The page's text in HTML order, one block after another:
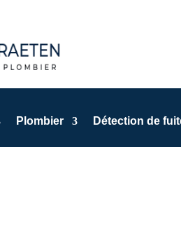
Plombier Détection de